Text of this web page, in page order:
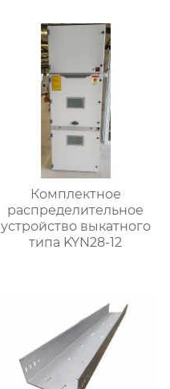
Комплектное
распределительное
устройство выкатного
типа KYN28-12